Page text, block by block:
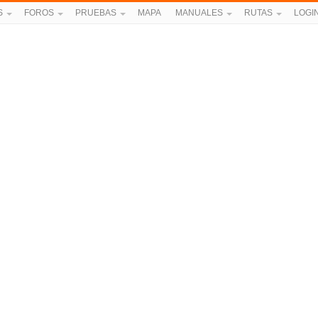
FOROS PRUEBAS MAPA MANUALES RUTAS